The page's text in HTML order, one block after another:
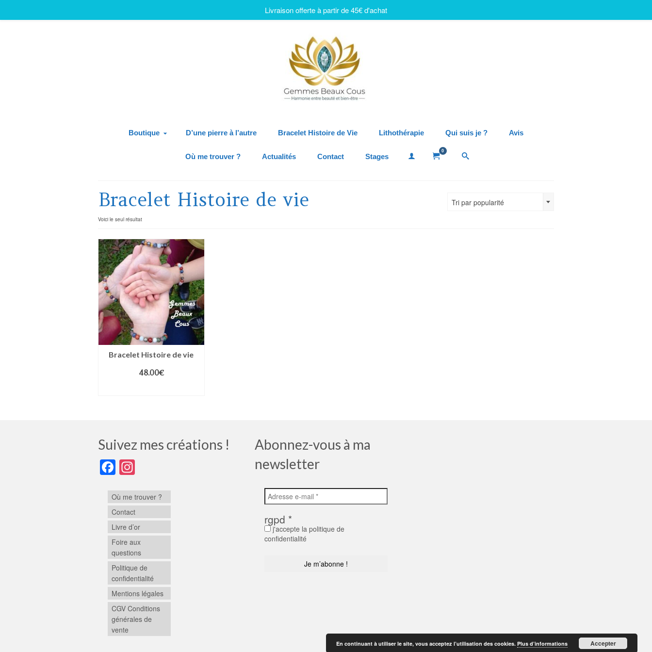
Boutique D’une pierre à l’autre Bracelet Histoire de Vie Lithothérapie Qui suis je ? Avis
Où me trouver ? Actualités Contact Stages
0
Bracelet Histoire de vie
Voici le seul résultat
Tri par popularité
Bracelet Histoire de vie
48.00€
Suivez mes créations !
Facebook
Où me trouver ?
Contact
Livre d’or
Foire aux
questions
Politique de
confidentialité
Mentions légales
CGV Conditions
générales de
vente
Abonnez-vous à ma
newsletter
rgpd *
j'accepte la politique de
confidentialité
Livraison offerte à partir de 45€ d'achat
En continuant à utiliser le site, vous acceptez l’utilisation des cookies. Plus d’informations Accepter